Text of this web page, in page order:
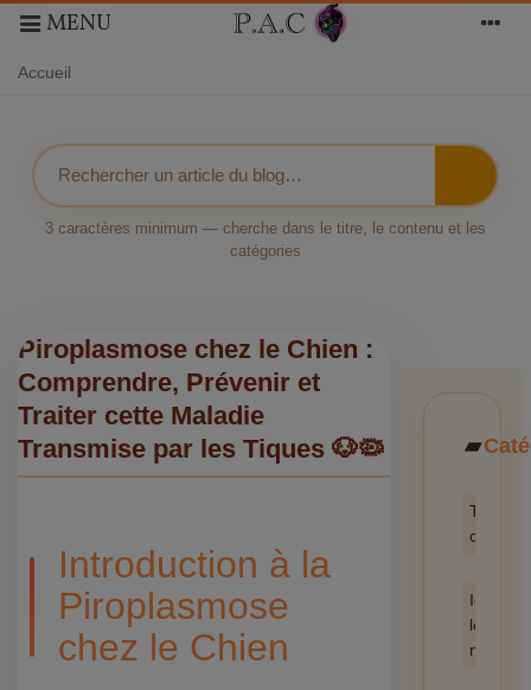
MENU
Accueil
3 caractères minimum — cherche dans le titre, le contenu et les
catégories
Piroplasmose chez le Chien :
Comprendre, Prévenir et
Traiter cette Maladie
Transmise par les Tiques 🐶🦠
Introduction à la
Piroplasmose
chez le Chien
Toutes
les